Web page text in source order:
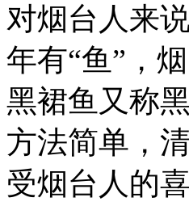
对烟台人来
年有“鱼”，
黑裙鱼又称
方法简单，
受烟台人的喜